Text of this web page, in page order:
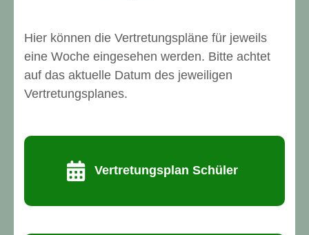
Hier können die Vertretungspläne für jeweils
eine Woche eingesehen werden. Bitte achtet
auf das aktuelle Datum des jeweiligen
Vertretungsplanes.
Vertretungsplan Schüler